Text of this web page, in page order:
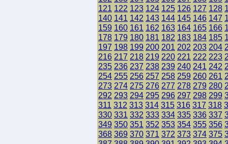
121 122 123 124 125 126 127 128
140 141 142 143 144 145 146 147
159 160 161 162 163 164 165 166
178 179 180 181 182 183 184 185
197 198 199 200 201 202 203 204
216 217 218 219 220 221 222 223
235 236 237 238 239 240 241 242
254 255 256 257 258 259 260 261
273 274 275 276 277 278 279 280
292 293 294 295 296 297 298 299
311 312 313 314 315 316 317 318
330 331 332 333 334 335 336 337
349 350 351 352 353 354 355 356
368 369 370 371 372 373 374 375